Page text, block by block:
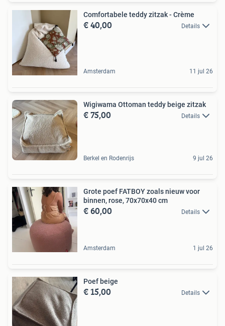
Comfortabele teddy zitzak - Crème
€ 40,00 Details
Amsterdam 11 jul 26
Wigiwama Ottoman teddy beige zitzak
€ 75,00 Details
Berkel en Rodenrijs 9 jul 26
Grote poef FATBOY zoals nieuw voor
binnen, rose, 70x70x40 cm
€ 60,00 Details
Amsterdam 1 jul 26
Poef beige
€ 15,00 Details